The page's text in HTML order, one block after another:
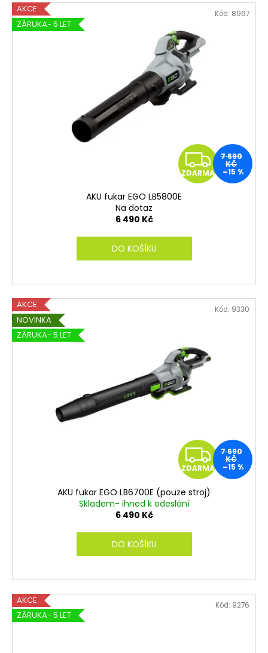
AKCE
ZÁRUKA- 5 LET
Z
D
A
ZDARMA
7 690
KČ
–15 %
AKU fukar EGO LB5800E
Na dotaz
6 490 Kč
DO KOŠÍKU
Kód: 8967
AKCE
NOVINKA
ZÁRUKA- 5 LET
Z
D
A
ZDARMA
7 690
KČ
–15 %
AKU fukar EGO LB6700E (pouze stroj)
Skladem- ihned k odeslání
6 490 Kč
DO KOŠÍKU
Kód: 9330
AKCE
ZÁRUKA- 5 LET
Kód: 9276